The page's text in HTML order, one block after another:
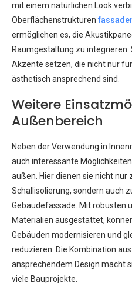
mit einem natürlichen Look
Oberflächenstrukturen
ermöglichen es, die
Raumgestaltung zu integrieren.
Akzente setzen, die nicht nur
ästhetisch ansprechend sind.
Weitere
Außenbereich
Neben der Verwendung in
auch interessante
außen. Hier dienen sie nicht nur
Schallisolierung, sondern auch
Gebäudefassade. Mit robusten
Materialien ausgestattet,
Gebäuden modernisieren und
reduzieren. Die Kombination
ansprechendem Design macht
viele Bauprojekte.